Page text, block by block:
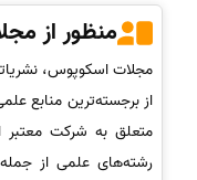
منظور از
از برجسته‌ترین منابع
رشته‌های علمی از